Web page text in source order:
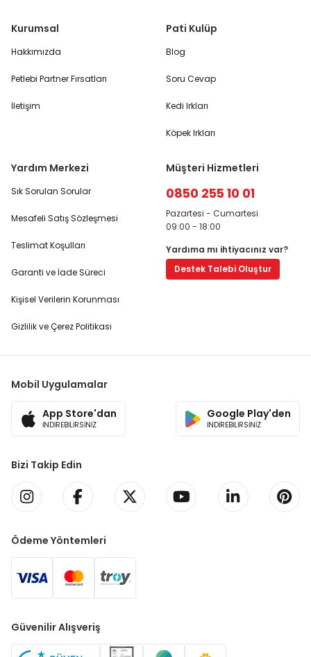
Kurumsal
Hakkımızda
Petlebi Partner Fırsatları
İletişim
Pati Kulüp
Blog
Soru Cevap
Kedi Irkları
Köpek Irkları
Yardım Merkezi
Sık Sorulan Sorular
Mesafeli Satış Sözleşmesi
Teslimat Koşulları
Garanti ve İade Süreci
Kişisel Verilerin Korunması
Gizlilik ve Çerez Politikası
Müşteri Hizmetleri
0850 255 10 01
Pazartesi - Cumartesi
09:00 - 18:00
Yardıma mı ihtiyacınız var?
Destek Talebi Oluştur
Mobil Uygulamalar
App Store'dan
İNDİREBİLİRSİNİZ
Google Play'den
İNDİREBİLİRSİNİZ
Bizi Takip Edin
Ödeme Yöntemleri
Güvenilir Alışveriş